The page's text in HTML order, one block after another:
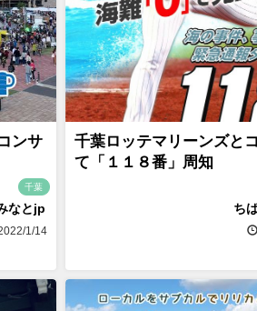
ンサ
千葉
なとjp
1/14
千葉ロッテマリーンズと
て「１１８番」周知
ち